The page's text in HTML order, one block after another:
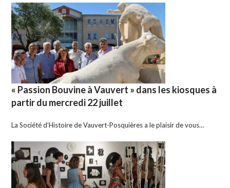
« Passion Bouvine à Vauvert » dans les kiosques à
partir du mercredi 22 juillet
La Société d’Histoire de Vauvert-Posquières a le plaisir de vous…